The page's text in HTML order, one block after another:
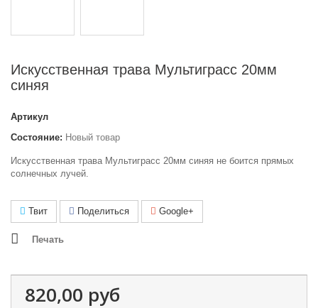
Искусственная трава Мультиграсс 20мм
синяя
Артикул
Состояние: Новый товар
Искусственная трава Мультиграсс 20мм синяя не боится прямых
солнечных лучей.
Твит Поделиться Google+
Печать
820,00 руб